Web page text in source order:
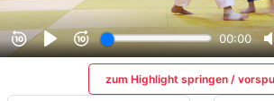
zum Highlight springen /